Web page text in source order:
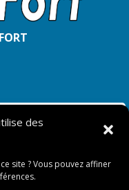
des
site ? Vous pouvez affiner
NOUS CONTACTER